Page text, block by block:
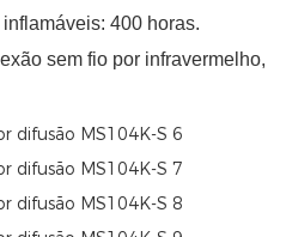
400 horas.
sem fio por infravermelho,